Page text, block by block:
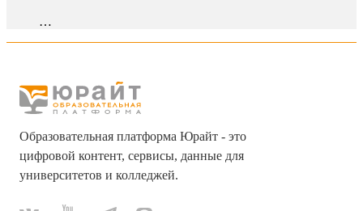
…
Образовательная платформа Юрайт - это
цифровой контент, сервисы, данные для
университетов и колледжей.